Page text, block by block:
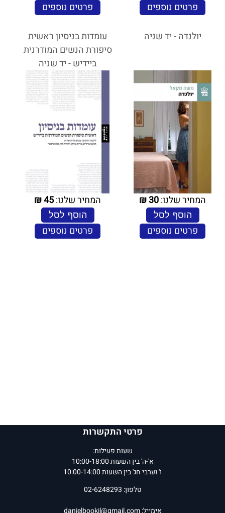
פרטים נוספים פרטים נוספים
יולנדה - יד שניה
המחיר שלנו:30
₪
הוסף לסל
פרטים נוספים
עומדות בניסיון ראשית
סיפורת הנשים המודרנית
ביידיש - יד שניה
המחיר שלנו:45
₪
הוסף לסל
פרטים נוספים
פרטי התקשרות
שעות פעילות:
א'-ה' בין השעות 10:00-18:00
ו' וערבי חג' בין השעות 10:00-14:00
טלפון: 02-6248293
אימייל:danielbookil@gmail.com